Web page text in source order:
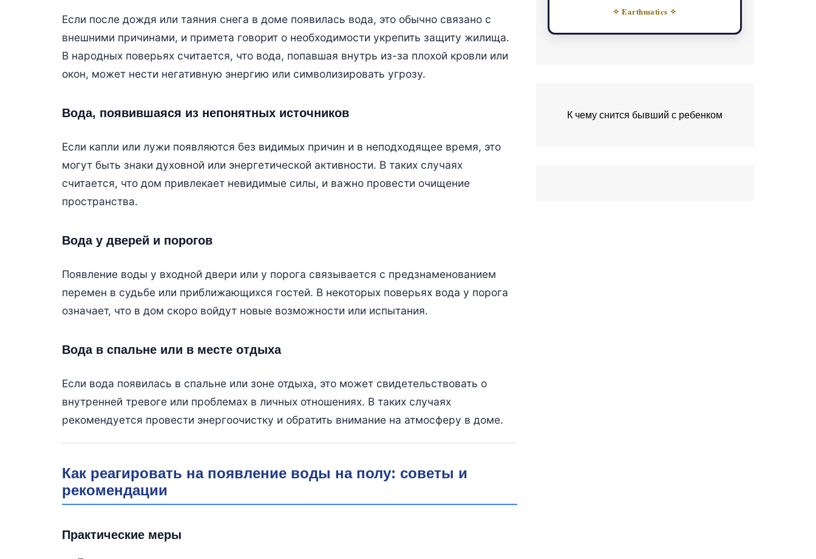
Если после дождя или таяния снега в доме появилась вода, это обычно связано с
внешними причинами, и примета говорит о необходимости укрепить защиту жилища.
В народных поверьях считается, что вода, попавшая внутрь из-за плохой кровли или
окон, может нести негативную энергию или символизировать угрозу.
Вода, появившаяся из непонятных источников
Если капли или лужи появляются без видимых причин и в неподходящее время, это
могут быть знаки духовной или энергетической активности. В таких случаях
считается, что дом привлекает невидимые силы, и важно провести очищение
пространства.
Вода у дверей и порогов
Появление воды у входной двери или у порога связывается с предзнаменованием
перемен в судьбе или приближающихся гостей. В некоторых поверьях вода у порога
означает, что в дом скоро войдут новые возможности или испытания.
Вода в спальне или в месте отдыха
Если вода появилась в спальне или зоне отдыха, это может свидетельствовать о
внутренней тревоге или проблемах в личных отношениях. В таких случаях
рекомендуется провести энергоочистку и обратить внимание на атмосферу в доме.
Как реагировать на появление воды на полу: советы и
рекомендации
Практические меры
✧ Earthmatics ✧
К чему снится бывший с ребенком